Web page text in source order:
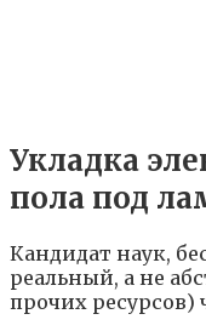
Укладка
пола под
Кандидат наук,
реальный, а не
прочих ресурсов)